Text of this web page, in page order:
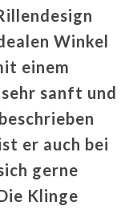
Winkel
einem
sanft und
er auch bei
gerne
Klinge